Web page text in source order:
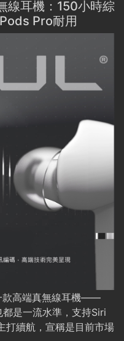
線耳機：150小時綜
Pro耐用
款高端真無線耳機——
是一流水準，支持Siri
續航，宣稱是目前市場